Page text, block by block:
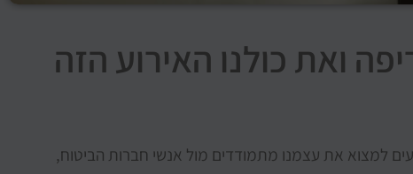
ואת כולנו האירוע הזה
למצוא את עצמנו מתמודדים מול אנשי חברות הביטוח,